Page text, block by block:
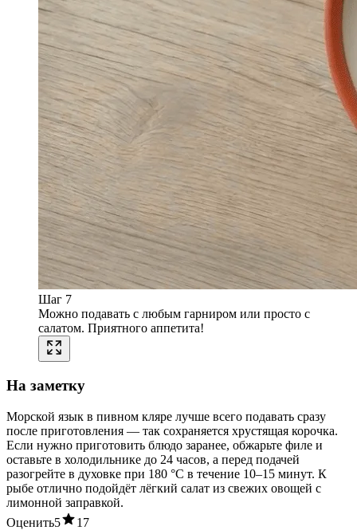
Шаг 7
Можно подавать с любым гарниром или просто с
салатом. Приятного аппетита!
На заметку
Морской язык в пивном кляре лучше всего подавать сразу
после приготовления — так сохраняется хрустящая корочка.
Если нужно приготовить блюдо заранее, обжарьте филе и
оставьте в холодильнике до 24 часов, а перед подачей
разогрейте в духовке при 180 °C в течение 10–15 минут. К
рыбе отлично подойдёт лёгкий салат из свежих овощей с
лимонной заправкой.
Оценить5 17